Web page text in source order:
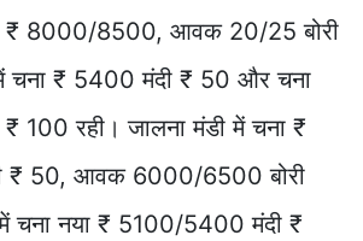
₹ 8000/8500, आवक 20/25 बोरी
चना ₹ 5400 मंदी ₹ 50 और चना
100 रही। जालना मंडी में चना ₹
₹ 50, आवक 6000/6500 बोरी
में चना नया ₹ 5100/5400 मंदी ₹